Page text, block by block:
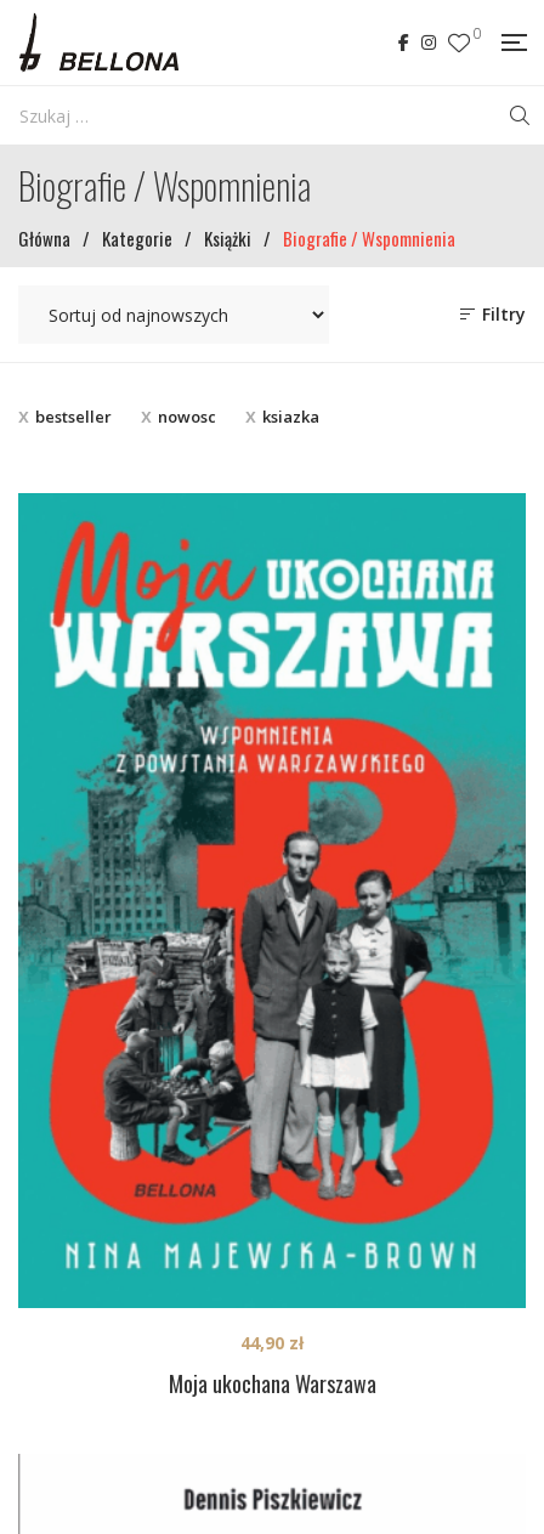
0
Biografie / Wspomnienia
Główna / Kategorie / Książki / Biografie / Wspomnienia
Filtry
bestseller nowosc ksiazka
Moja ukochana Warszawa
44,90 zł